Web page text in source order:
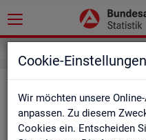
Cookie-Einstellungen
Wir möchten unsere
anpassen. Zu diesem
Cookies ein. Entscheiden
Rea­li­sier­te
net) -
nal­di­rek­tio­nen,